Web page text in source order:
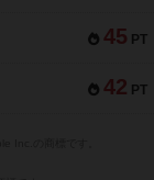
45 PT
42 PT